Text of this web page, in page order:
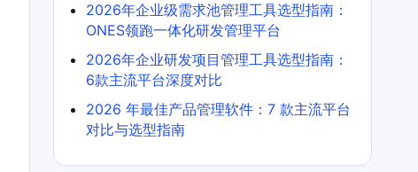
2026年企业级需求池管理工具选型指南：
ONES领跑一体化研发管理平台
2026年企业研发项目管理工具选型指南：
6款主流平台深度对比
2026 年最佳产品管理软件：7 款主流平台
对比与选型指南